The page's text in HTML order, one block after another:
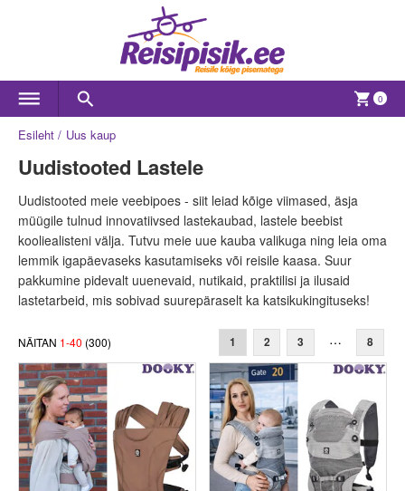
0
Esileht Uus kaup
Uudistooted Lastele
Uudistooted meie veebipoes - siit leiad kõige viimased, äsja
müügile tulnud innovatiivsed lastekaubad, lastele beebist
kooliealisteni välja. Tutvu meie uue kauba valikuga ning leia oma
lemmik igapäevaseks kasutamiseks või reisile kaasa. Suur
pakkumine pidevalt uuenevaid, nutikaid, praktilisi ja ilusaid
lastetarbeid, mis sobivad suurepäraselt ka katsikukingituseks!
NÄITAN 1-40 (300) 1 2 3 … 8